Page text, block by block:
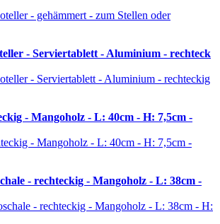
- Serviertablett - Aluminium - rechteck
- Mangoholz - L: 40cm - H: 7,5cm -
- rechteckig - Mangoholz - L: 38cm -